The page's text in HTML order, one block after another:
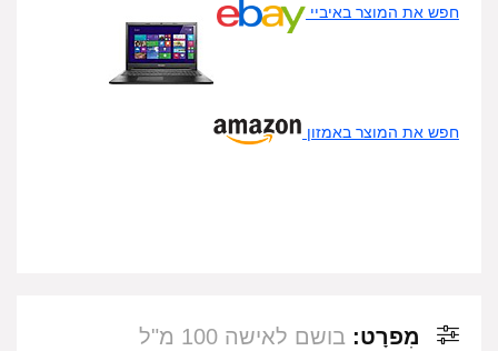
חפש את המוצר באיביי
חפש את המוצר באמזון
מִפרָט:
בושם לאישה 100 מ"ל